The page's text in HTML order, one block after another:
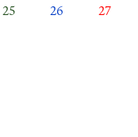
空』と違うのです。
まさに『カリフォル
25 26
27